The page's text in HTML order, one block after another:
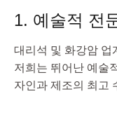
1. 예술적 전
대리석 및 화강암 업
저희는 뛰어난 예술
자인과 제조의 최고